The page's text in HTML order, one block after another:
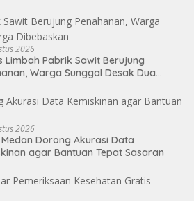
2026
Limbah Pabrik Sawit Berujung
Warga Sunggal Desak Dua
2026
Medan Dorong Akurasi Data
agar Bantuan Tepat Sasaran